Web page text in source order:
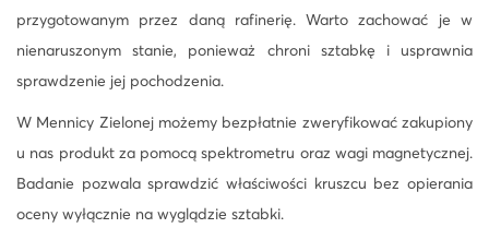
przygotowanym przez daną rafinerię. Warto zachować je w
nienaruszonym stanie, ponieważ chroni sztabkę i usprawnia
sprawdzenie jej pochodzenia.
W Mennicy Zielonej możemy bezpłatnie zweryfikować zakupiony
u nas produkt za pomocą spektrometru oraz wagi magnetycznej.
Badanie pozwala sprawdzić właściwości kruszcu bez opierania
oceny wyłącznie na wyglądzie sztabki.